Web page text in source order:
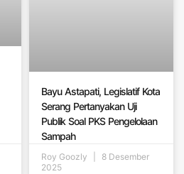
Bayu Astapati, Legislatif Kota
Serang Pertanyakan Uji
Publik Soal PKS Pengelolaan
Sampah
Roy Goozly
8 Desember
2025